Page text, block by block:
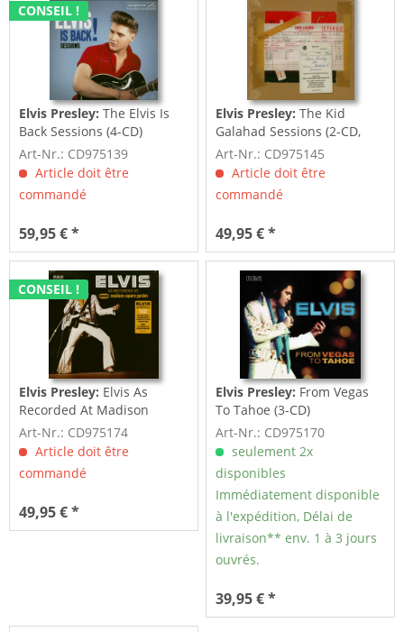
CONSEIL !
Elvis Presley: The Elvis Is
Back Sessions (4-CD)
Art-Nr.: CD975139
Article doit être
commandé
59,95 € *
Elvis Presley: The Kid
Galahad Sessions (2-CD,
7inch Deluxe...
Art-Nr.: CD975145
Article doit être
commandé
49,95 € *
CONSEIL !
Elvis Presley: Elvis As
Recorded At Madison
Square Garden (3-CD)
Art-Nr.: CD975174
Article doit être
commandé
49,95 € *
Elvis Presley: From Vegas
To Tahoe (3-CD)
Art-Nr.: CD975170
seulement 2x
disponibles
Immédiatement disponible
à l'expédition, Délai de
livraison** env. 1 à 3 jours
ouvrés.
39,95 € *